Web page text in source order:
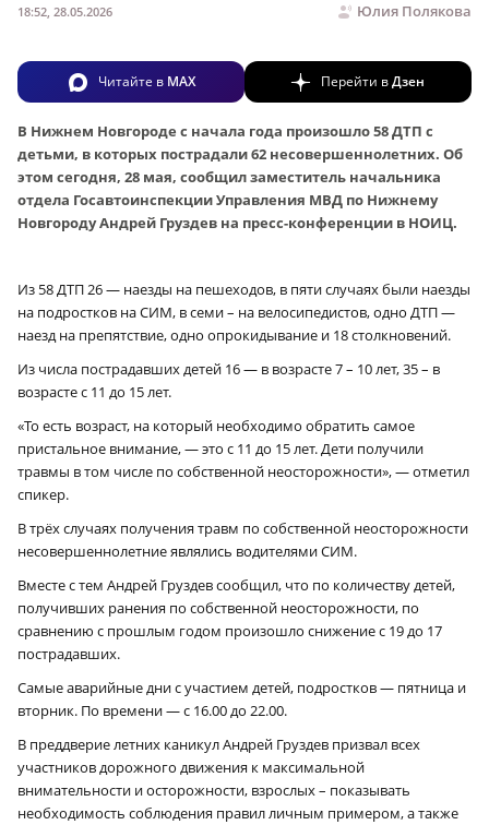
Юлия Полякова
18:52, 28.05.2026
Читайте в MAX Перейти вДзен
В Нижнем Новгороде с начала года произошло 58 ДТП с
детьми, в которых пострадали 62 несовершеннолетних. Об
этом сегодня, 28 мая, сообщил заместитель начальника
отдела Госавтоинспекции Управления МВД по Нижнему
Новгороду Андрей Груздев на пресс-конференции в НОИЦ.
Из 58 ДТП 26 — наезды на пешеходов, в пяти случаях были наезды
на подростков на СИМ, в семи – на велосипедистов, одно ДТП —
наезд на препятствие, одно опрокидывание и 18 столкновений.
Из числа пострадавших детей 16 — в возрасте 7 – 10 лет, 35 – в
возрасте с 11 до 15 лет.
«То есть возраст, на который необходимо обратить самое
пристальное внимание, — это с 11 до 15 лет. Дети получили
травмы в том числе по собственной неосторожности», — отметил
спикер.
В трёх случаях получения травм по собственной неосторожности
несовершеннолетние являлись водителями СИМ.
Вместе с тем Андрей Груздев сообщил, что по количеству детей,
получивших ранения по собственной неосторожности, по
сравнению с прошлым годом произошло снижение с 19 до 17
пострадавших.
Самые аварийные дни с участием детей, подростков — пятница и
вторник. По времени — с 16.00 до 22.00.
В преддверие летних каникул Андрей Груздев призвал всех
участников дорожного движения к максимальной
внимательности и осторожности, взрослых – показывать
необходимость соблюдения правил личным примером, а также